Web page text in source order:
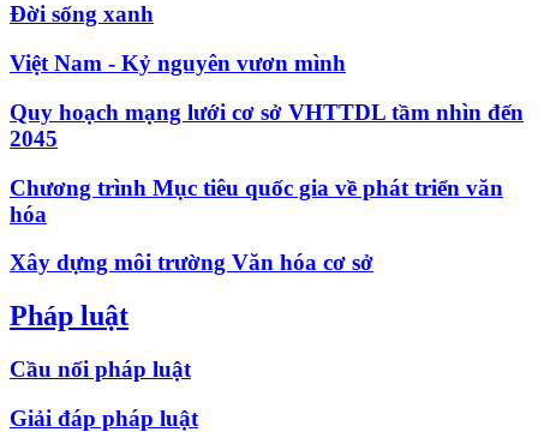
Đời sống xanh
Việt Nam - Kỷ nguyên vươn mình
Quy hoạch mạng lưới cơ sở VHTTDL tầm nhìn đến
2045
Chương trình Mục tiêu quốc gia về phát triển văn
hóa
Xây dựng môi trường Văn hóa cơ sở
Pháp luật
Cầu nối pháp luật
Giải đáp pháp luật